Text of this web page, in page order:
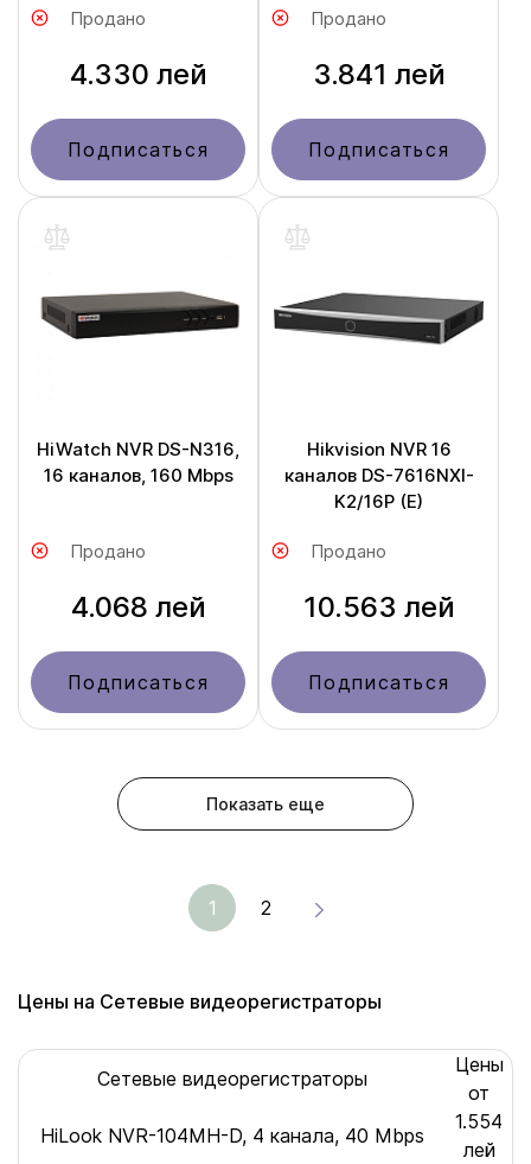
Продано
4.330 лей
Подписаться
Продано
3.841 лей
Подписаться
HiWatch NVR DS-N316,
16 каналов, 160 Mbps
Продано
4.068 лей
Подписаться
Hikvision NVR 16
каналов DS-7616NXI-
K2/16P (E)
Продано
10.563 лей
Подписаться
Показать еще
1 2
Цены на Сетевые видеорегистраторы
Сетевые видеорегистраторы
Цены
от
HiLook NVR-104MH-D, 4 канала, 40 Mbps
1.554
лей